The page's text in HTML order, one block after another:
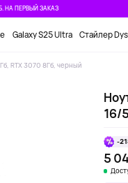
НА ПЕРВЫЙ ЗАКАЗ
Galaxy S25 Ultra Стайлер
RTX 3070 8Гб, черный
16/
-
5